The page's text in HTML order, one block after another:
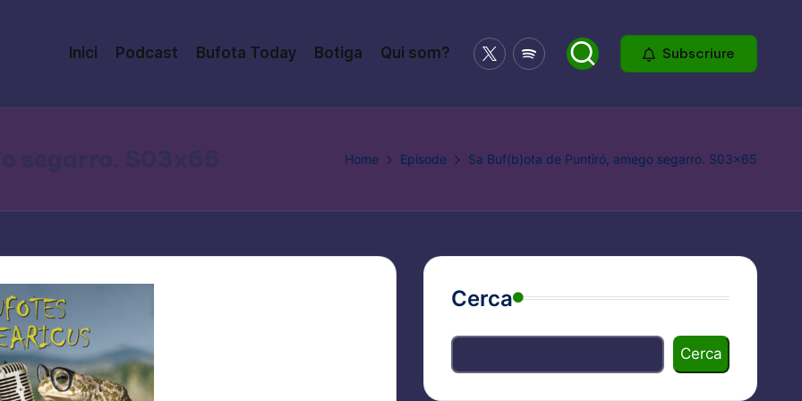
Inici Podcast Bufota Today Botiga Qui som? X Spotify Subscriure
Home Episode Sa Buf(b)ota de Puntiró, amego segarro. S03x65
Cerca
Cerca